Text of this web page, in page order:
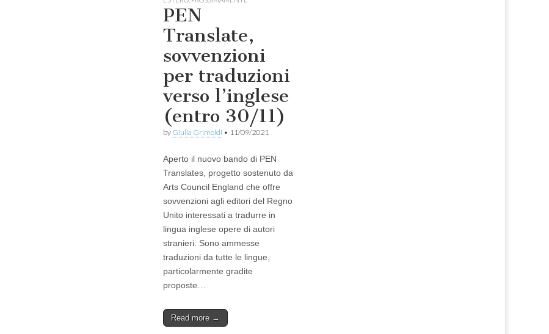
PEN
Translate,
sovvenzioni
per traduzioni
verso l’inglese
(entro 30/11)
by Giulia Grimoldi • 11/09/2021
Aperto il nuovo bando di PEN
Translates, progetto sostenuto da
Arts Council England che offre
sovvenzioni agli editori del Regno
Unito interessati a tradurre in
lingua inglese opere di autori
stranieri. Sono ammesse
traduzioni da tutte le lingue,
particolarmente gradite
proposte…
Read more →